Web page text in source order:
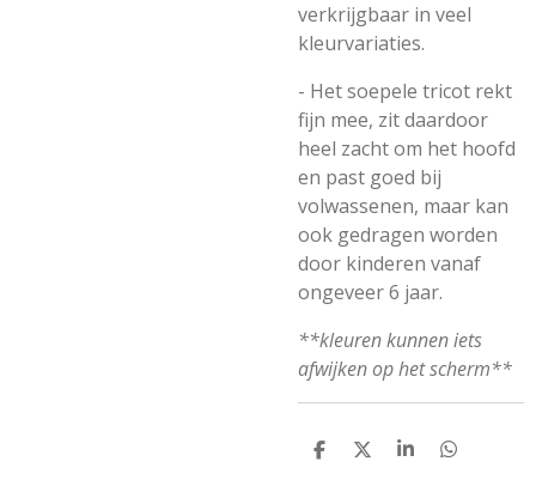
verkrijgbaar in veel
kleurvariaties.
- Het soepele tricot rekt
fijn mee, zit daardoor
heel zacht om het hoofd
en past goed bij
volwassenen, maar kan
ook gedragen worden
door kinderen vanaf
ongeveer 6 jaar.
**kleuren kunnen iets
afwijken op het scherm**
D
D
S
D